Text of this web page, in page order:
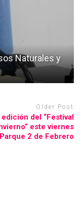
Naturales y
Older Post
edición del “Festival
este viernes
2 de Febrero